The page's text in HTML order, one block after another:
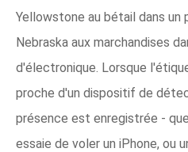
Yellowstone au bétail dans un
Nebraska aux marchandises
d'électronique. Lorsque
proche d'un dispositif de
présence est enregistrée -
essaie de voler un iPhone, ou